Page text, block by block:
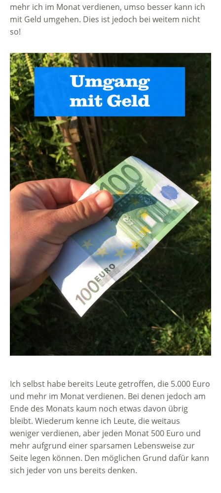
mehr ich im Monat verdienen, umso besser kann ich
mit Geld umgehen. Dies ist jedoch bei weitem nicht
so!
Ich selbst habe bereits Leute getroffen, die 5.000 Euro
und mehr im Monat verdienen. Bei denen jedoch am
Ende des Monats kaum noch etwas davon übrig
bleibt. Wiederum kenne ich Leute, die weitaus
weniger verdienen, aber jeden Monat 500 Euro und
mehr aufgrund einer sparsamen Lebensweise zur
Seite legen können. Den möglichen Grund dafür kann
sich jeder von uns bereits denken.